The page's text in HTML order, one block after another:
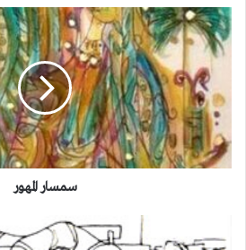
سمسار
المهور
سمسار المهور
الأمل